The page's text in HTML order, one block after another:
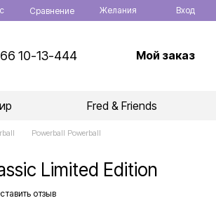
Сравнение Желания Вход
10-13-444 Мой заказ
Fred & Friends
Powerball Powerball
Limited Edition
отзыв